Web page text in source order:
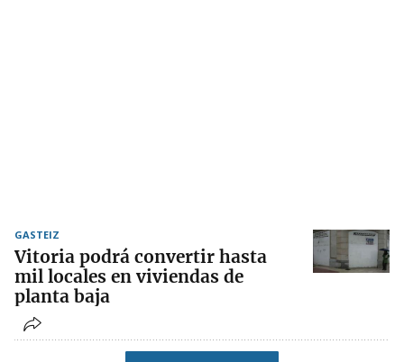
GASTEIZ
Vitoria podrá convertir hasta
mil locales en viviendas de
planta baja